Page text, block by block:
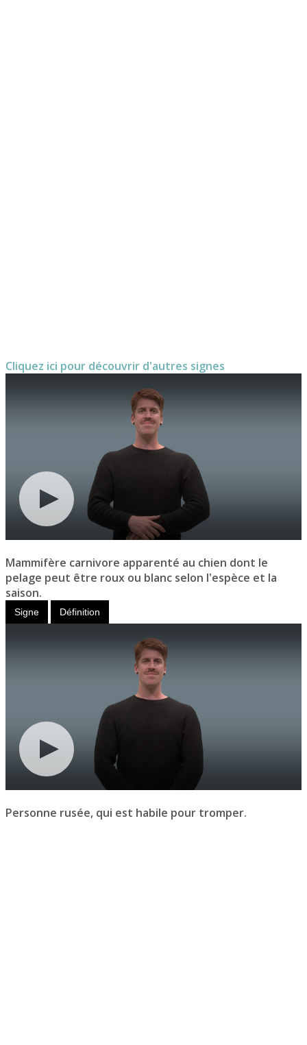
Cliquez ici pour découvrir d'autres signes
Mammifère carnivore apparenté au chien dont le
pelage peut être roux ou blanc selon l'espèce et la
saison.
Signe Définition
Personne rusée, qui est habile pour tromper.